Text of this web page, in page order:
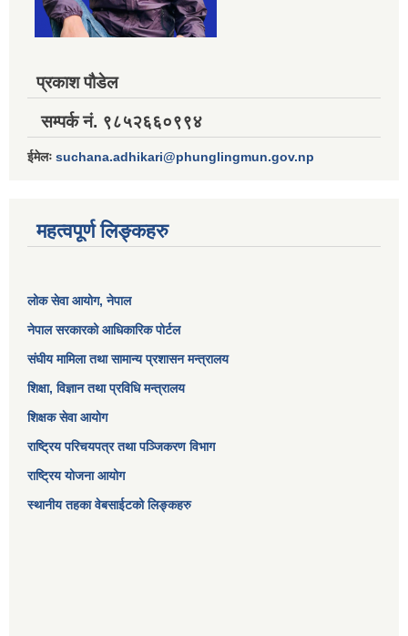
प्रकाश पौडेल
सम्पर्क नं. ९८५२६६०९९४
ईमेलः suchana.adhikari@phunglingmun.gov.np
महत्वपूर्ण लिङ्कहरु
लोक सेवा आयोग, नेपाल
नेपाल सरकारको आधिकारिक पोर्टल
संघीय मामिला तथा सामान्य प्रशासन मन्त्रालय
शिक्षा, विज्ञान तथा प्रविधि मन्त्रालय
शिक्षक सेवा आयोग
राष्ट्रिय परिचयपत्र तथा पञ्जिकरण विभाग
राष्ट्रिय योजना आयोग
स्थानीय तहका वेबसाईटको लिङ्कहरु